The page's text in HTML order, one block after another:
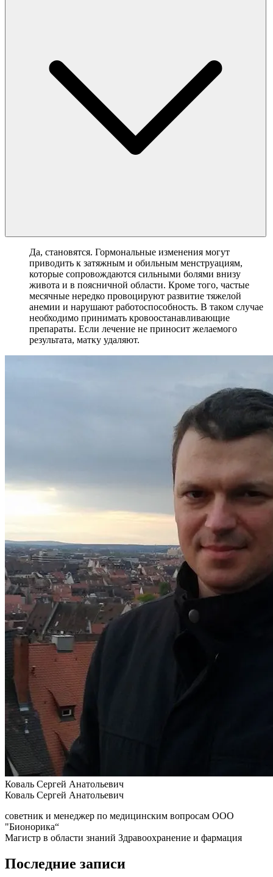
Да, становятся. Гормональные изменения могут
приводить к затяжным и обильным менструациям,
которые сопровождаются сильными болями внизу
живота и в поясничной области. Кроме того, частые
месячные нередко провоцируют развитие тяжелой
анемии и нарушают работоспособность. В таком случае
необходимо принимать кровоостанавливающие
препараты. Если лечение не приносит желаемого
результата, матку удаляют.
Коваль Сергей Анатольевич
Коваль Сергей Анатольевич
советник и менеджер по медицинским вопросам ООО
"Бионорика“
Магистр в области знаний Здравоохранение и фармация
Последние записи